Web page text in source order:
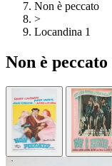
Non è peccato
>
Locandina 1
Non è peccato